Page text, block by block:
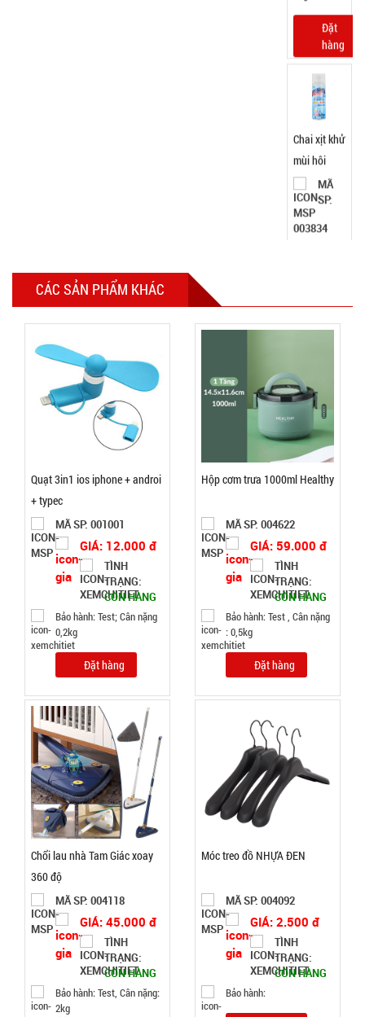
260MLGIÁ:
9.900 đ
TÌNH
TRẠNG:
CÒN HÀNG
hành:
Test,
Cân nặng:
0,5kg
Chai tẩy
trắng giày
Flac CÓ
BÀN CHẢI
MÃ
SP:
000385
GIÁ:
5.500 đ
TRẠNG:
CÒN HÀNG
Đặt
Humi loại
Chữ T xịn
003690
GIÁ:
19.000 đ
CÁC SẢN PHẨM KHÁC
Quạt 3in1 ios iphone + androi
+ typec
MÃ SP: 001001
GIÁ: 12.000 đ
TÌNH
TRẠNG:
CÒN HÀNG
Bảo hành: Test; Cân nặng
0,2kg
Đặt hàng
Hộp cơm trưa 1000ml Healthy
MÃ SP: 004622
GIÁ: 59.000 đ
TÌNH
TRẠNG:
CÒN HÀNG
Bảo hành: Test , Cân nặng
: 0,5kg
Đặt hàng
Chổi lau nhà Tam Giác xoay
360 độ
MÃ SP: 004118
GIÁ: 45.000 đ
TÌNH
TRẠNG:
CÒN HÀNG
Bảo hành: Test, Cân nặng:
2kg
Móc treo đồ NHỰA ĐEN
MÃ SP: 004092
GIÁ: 2.500 đ
TÌNH
TRẠNG:
CÒN HÀNG
Bảo hành: